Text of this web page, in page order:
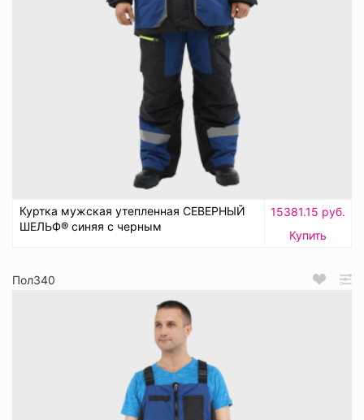
Куртка мужская утепленная СЕВЕРНЫЙ
ШЕЛЬФ® синяя с черным
15381.15 руб.
Купить
Пол340